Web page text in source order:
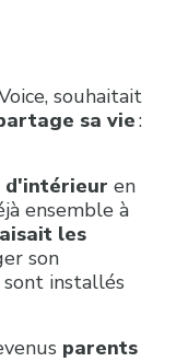
souhaitait
sa vie:
d'intérieur en
ensemble à
les
son
sont installés
parents